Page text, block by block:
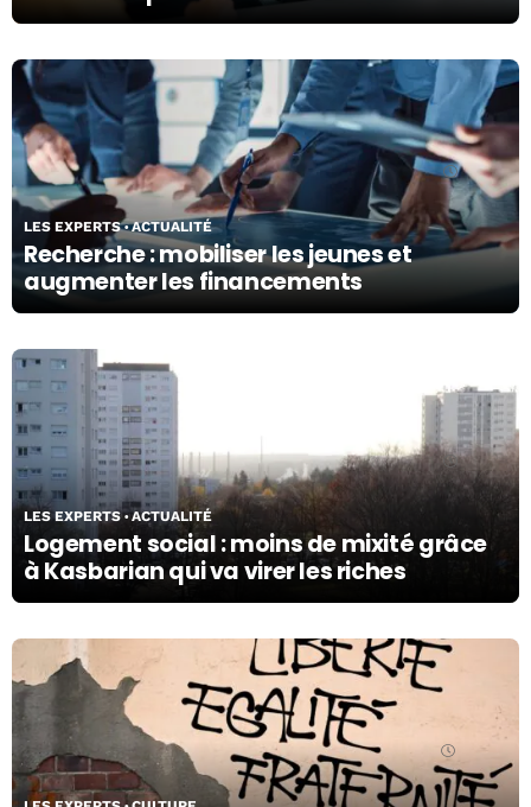
Recherche : mobiliser les jeunes et
augmenter les financements
LES EXPERTS ACTUALITÉ
07/05/24
Logement social : moins de mixité grâce
à Kasbarian qui va virer les riches
LES EXPERTS ACTUALITÉ
07/05/24
06/05/24